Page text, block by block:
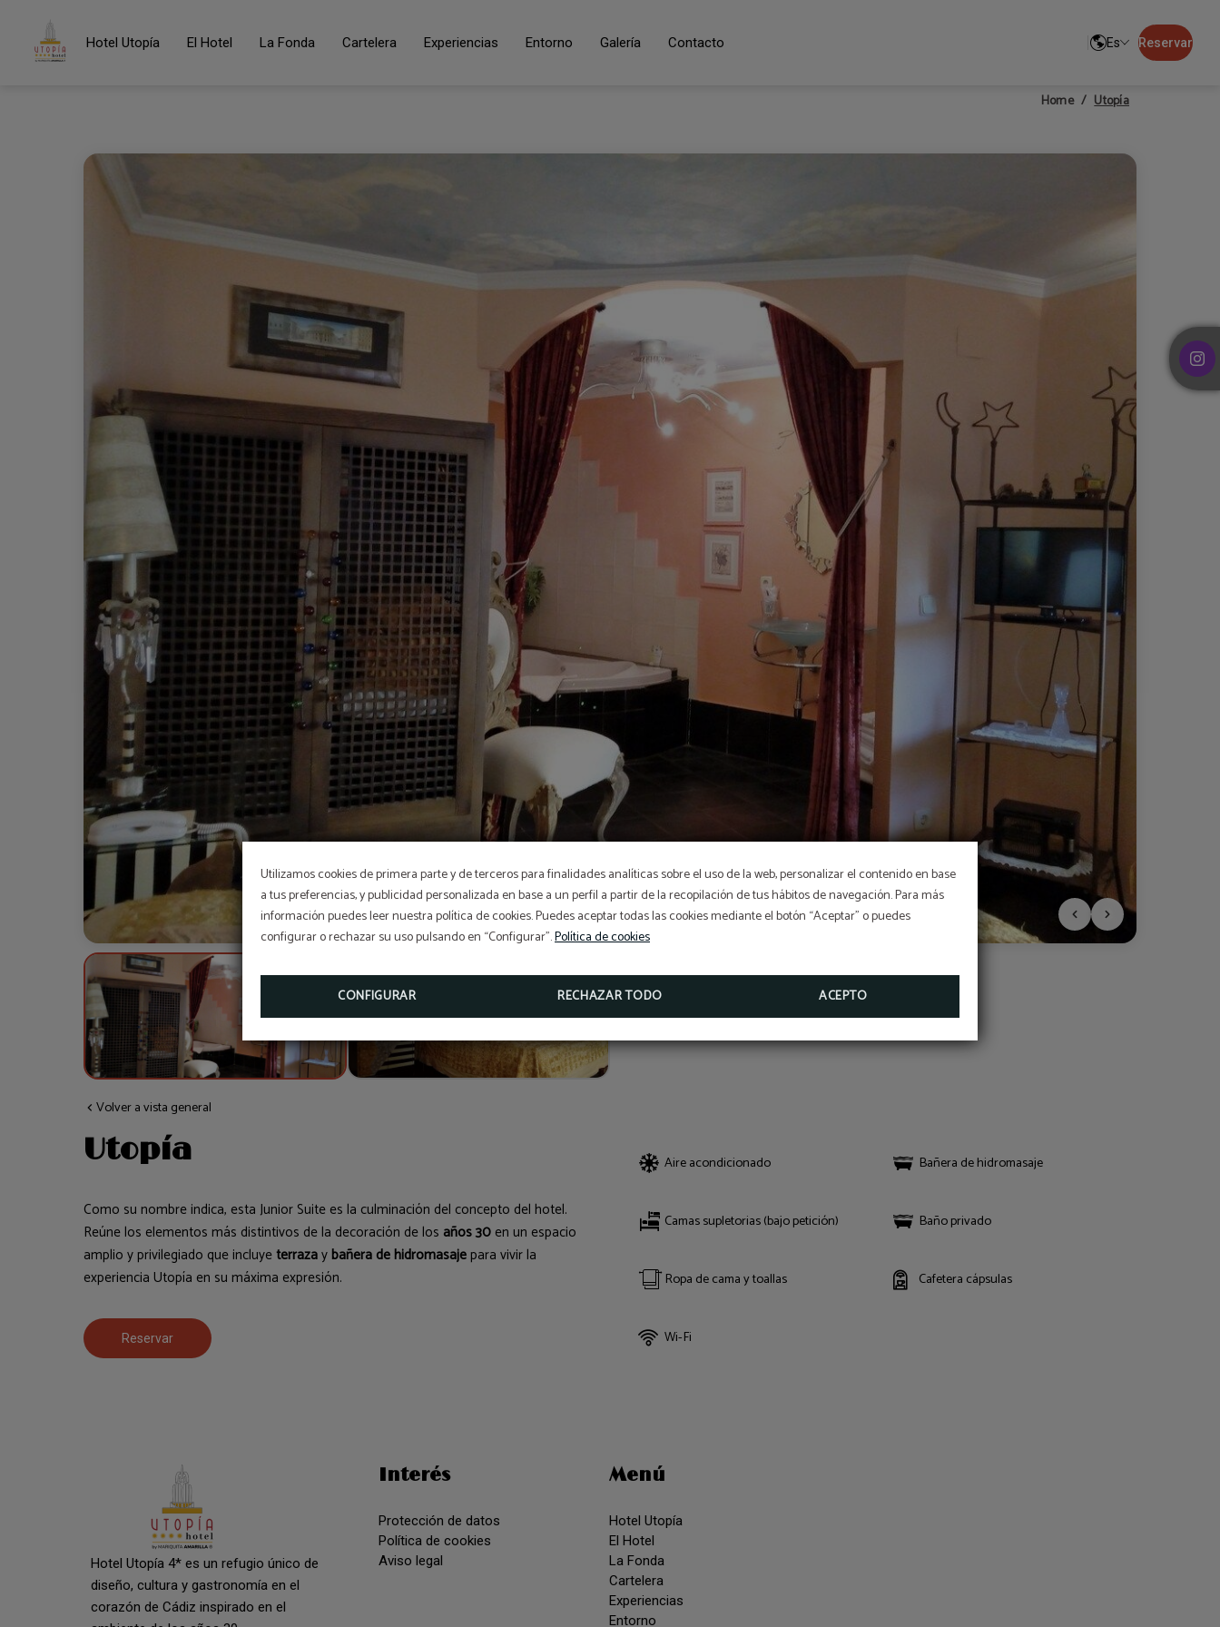
Utilizamos cookies de primera parte y de terceros para finalidades analíticas sobre el uso de la web, personalizar el contenido en base
a tus preferencias, y publicidad personalizada en base a un perfil a partir de la recopilación de tus hábitos de navegación. Para más
información puedes leer nuestra política de cookies. Puedes aceptar todas las cookies mediante el botón “Aceptar” o puedes
configurar o rechazar su uso pulsando en “Configurar”.Política de cookies
CONFIGURAR RECHAZAR TODO ACEPTO
Hotel Utopía El Hotel La Fonda Cartelera Experiencias Entorno Galería Contacto Es Reservar
Home Utopía
Volver a vista general
Utopía
Como su nombre indica, esta Junior Suite es la culminación del concepto del hotel.
Reúne los elementos más distintivos de la decoración de los años 30 en un espacio
amplio y privilegiado que incluyeterrazaybañera de hidromasajepara vivir la
experiencia Utopía en su máxima expresión.
Reservar
Aire acondicionado Bañera de hidromasaje
Camas supletorias (bajo petición) Baño privado
Ropa de cama y toallas Cafetera cápsulas
Wi-Fi
Hotel Utopía 4* es un refugio único de
diseño, cultura y gastronomía en el
corazón de Cádiz inspirado en el
Interés
Protección de datos
Política de cookies
Aviso legal
Menú
Hotel Utopía
El Hotel
La Fonda
Cartelera
Experiencias
Entorno